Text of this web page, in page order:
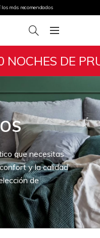
los más recomendados
DE
que necesitas
y la calidad
de